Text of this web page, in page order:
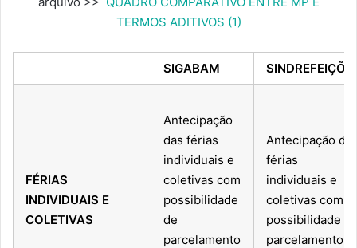
TERMOS ADITIVOS (1)
SIGABAM
FÉRIAS
INDIVIDUAIS E
COLETIVAS
Antecipação
das férias
individuais e
coletivas com
possibilidade
de
parcelamento
Antecipação
férias
individuais e
coletivas com
possibilidade
parcelamento